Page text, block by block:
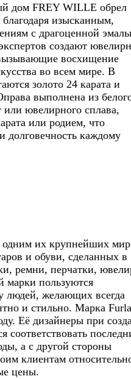
дом FREY WILLE обрел
изысканным,
с драгоценной
создают
восхищение
во всем мире. В
золото 24 карата и
выполнена из
или ювелирного сплава,
или родием, что
долговечность каждому
одним их крупнейших
и обуви, сделанных в
ремни, перчатки,
марки пользуются
людей, желающих всегда
и стильно. Марка Furla
Её дизайнеры при
соответствовать
а с другой стороны
клиентам
цены.